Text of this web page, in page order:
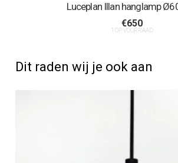
Luceplan Illan hanglamp
€650
1 OP VOORRAAD
Dit raden wij je ook aan